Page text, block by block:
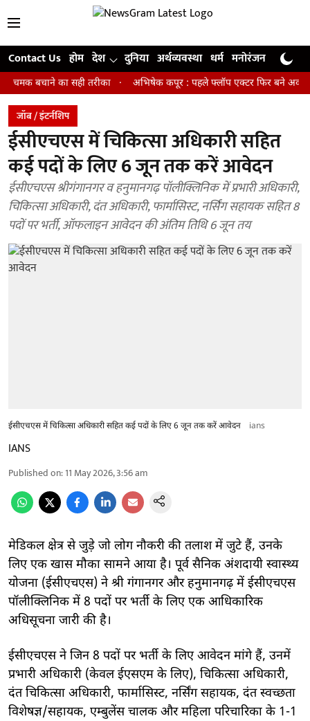
Contact Us होम देश दुनिया अर्थव्यवस्था धर्म मनोरंजन खेल
का सही तरीका अभिषेक कपूर : पहले फ्लॉप एक्टर फिर बने अवॉर्ड विनिंग
जॉब / इंटर्नशिप
ईसीएचएस में चिकित्सा अधिकारी सहित
कई पदों के लिए 6 जून तक करें आवेदन
ईसीएचएस श्रीगंगानगर व हनुमानगढ़ पॉलीक्लिनिक में प्रभारी अधिकारी,
चिकित्सा अधिकारी, दंत अधिकारी, फार्मासिस्ट, नर्सिंग सहायक सहित 8
पदों पर भर्ती, ऑफलाइन आवेदन की अंतिम तिथि 6 जून तय
ईसीएचएस में चिकित्सा अधिकारी सहित कई पदों के लिए 6 जून तक करें आवेदन ians
IANS
Published on:11 May 2026, 3:56 am
मेडिकल क्षेत्र से जुड़े जो लोग नौकरी की तलाश में जुटे हैं, उनके
लिए एक खास मौका सामने आया है। पूर्व सैनिक अंशदायी स्वास्थ्य
योजना (ईसीएचएस) ने श्री गंगानगर और हनुमानगढ़ में ईसीएचएस
पॉलीक्लिनिक में 8 पदों पर भर्ती के लिए एक आधिकारिक
अधिसूचना जारी की है।
ईसीएचएस ने जिन 8 पदों पर भर्ती के लिए आवेदन मांगे हैं, उनमें
प्रभारी अधिकारी (केवल ईएसएम के लिए), चिकित्सा अधिकारी,
दंत चिकित्सा अधिकारी, फार्मासिस्ट, नर्सिंग सहायक, दंत स्वच्छता
विशेषज्ञ/सहायक, एम्बुलेंस चालक और महिला परिचारिका के 1-1